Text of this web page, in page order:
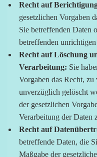
Recht auf
gesetzlichen Vorgaben
Sie betreffenden Daten
betreffenden
Recht auf Löschung
Verarbeitung: Sie
Vorgaben das Recht, zu
unverzüglich gelöscht
der gesetzlichen
Verarbeitung der Daten
Recht auf
betreffende Daten, die
Maßgabe der